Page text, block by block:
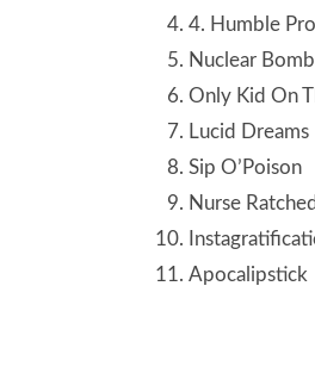
4. Humble Pro
Nuclear Bomb
Only Kid On
Lucid Dreams
Sip O’Poison
Nurse Ratched
Apocalipstick